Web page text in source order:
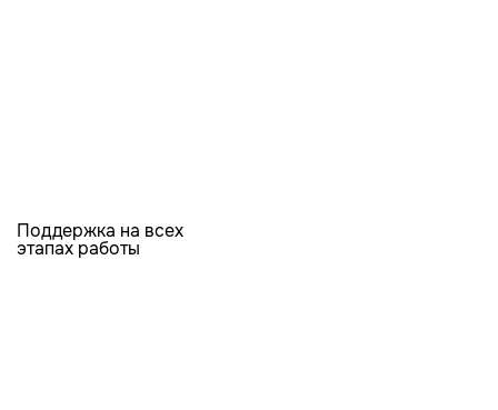
Поддержка на всех
этапах работы